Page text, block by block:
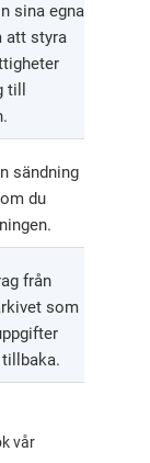
sina egna
att styra
sändning
du
från
som
vår